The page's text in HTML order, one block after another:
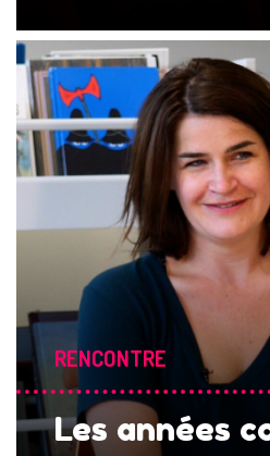
RENCONTRE
Les années